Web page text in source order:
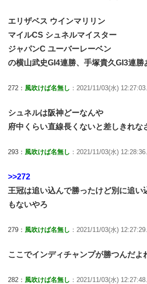
エリザベス ウインマリリン
マイルCS シュネルマイスター
ジャパンC ユーバーレーベン
の横山武史GI4連勝、手塚貴久GI3連勝
272： 風吹けば名無し ：2021/11/03(水)
シュネルは阪神どーなんや
府中くらい直線長くないと差しきれな
293： 風吹けば名無し ：2021/11/03(水)
>>272
王冠は追い込んで勝ったけど別に追い
もないやろ
279： 風吹けば名無し ：2021/11/03(水)
ここでインディチャンプが勝つんだ
282： 風吹けば名無し ：2021/11/03(水)